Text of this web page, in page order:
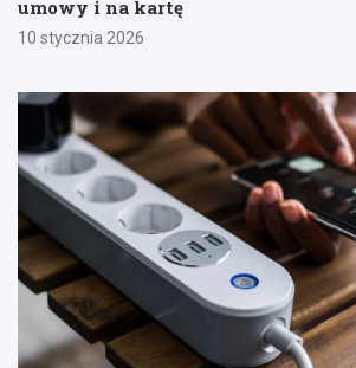
umowy i na kartę
10 stycznia 2026